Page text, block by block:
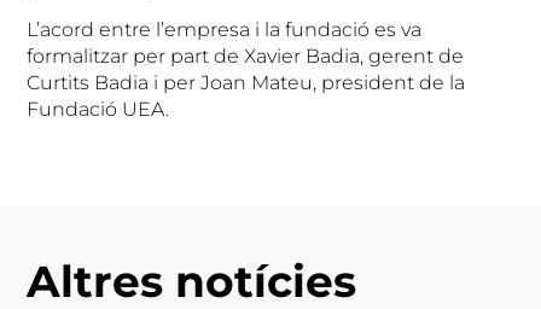
L’acord entre l’empresa i la fundació es va
formalitzar per part de Xavier Badia, gerent de
Curtits Badia i per Joan Mateu, president de la
Fundació UEA.
Altres notícies